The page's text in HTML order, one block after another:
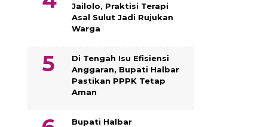
Jailolo, Praktisi Terapi
Asal Sulut Jadi Rujukan
Warga
Di Tengah Isu Efisiensi
Anggaran, Bupati Halbar
Pastikan PPPK Tetap
Aman
Bupati Halbar